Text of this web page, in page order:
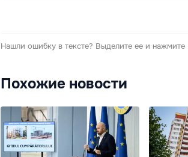
Нашли ошибку в тексте? Выделите ее и нажмите
Похожие новости